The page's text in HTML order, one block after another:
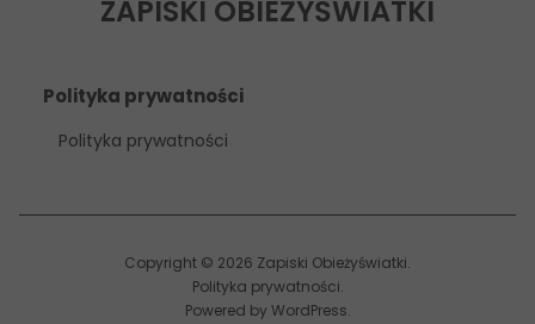
ZAPISKI OBIEŻYŚWIATKI
Polityka prywatności
Polityka prywatności
Copyright © 2026 Zapiski Obieżyświatki
Polityka prywatności
Powered by WordPress